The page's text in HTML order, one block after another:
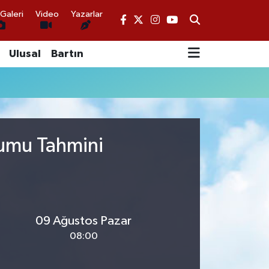
Video Yazarlar
Ulusal Bartın
Tahmini
09 Ağustos Pazar
08:00